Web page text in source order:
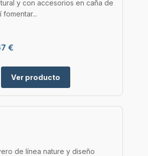
y con accesorios en caña de
fomentar...
€
Ver producto
de línea nature y diseño